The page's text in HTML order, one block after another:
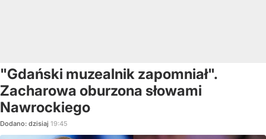
"Gdański muzealnik zapomniał".
Zacharowa oburzona słowami
Nawrockiego
Dodano: dzisiaj 19:45